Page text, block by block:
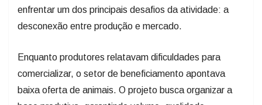
desconexão entre produção e mercado.
comercializar, o setor de beneficiamento apontava
baixa oferta de animais. O projeto busca organizar a
base produtiva, garantindo volume, qualidade,
regularidade e rastreabilidade.